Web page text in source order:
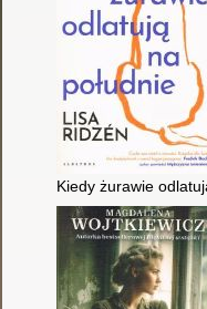
Kiedy żurawie